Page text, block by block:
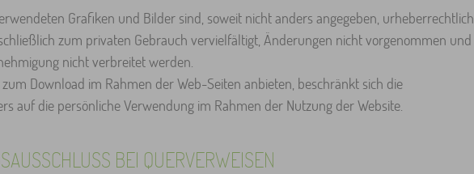
Grafiken und Bilder sind, soweit nicht anders angegeben, urheberrechtlich
zum privaten Gebrauch vervielfältigt, Änderungen nicht vorgenommen und
nicht verbreitet werden.
Download im Rahmen der Web-Seiten anbieten, beschränkt sich die
auf die persönliche Verwendung im Rahmen der Nutzung der Website.
BEI QUERVERWEISEN